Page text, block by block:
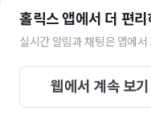
홀릭스 앱에서 더 편리
실시간 알림과 채팅은 앱에
웹에서 계속 보기